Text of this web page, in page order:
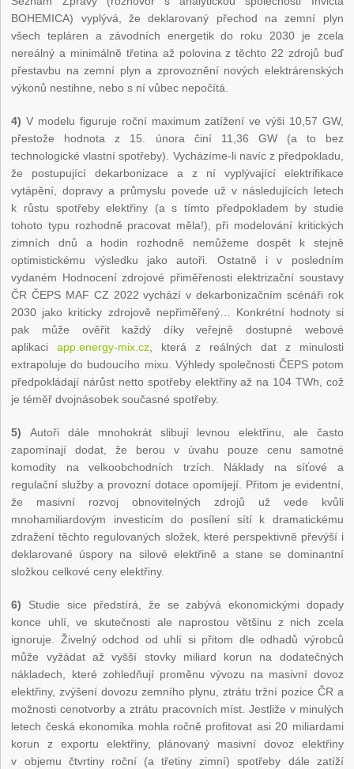
BOHEMICA) vyplývá, že deklarovaný přechod na zemní plyn
všech tepláren a závodních energetik do roku 2030 je zcela
nereálný a minimálně třetina až polovina z těchto 22 zdrojů buď
přestavbu na zemní plyn a zprovoznění nových elektrárenských
výkonů nestihne, nebo s ní vůbec nepočítá.
4) V modelu figuruje roční maximum zatížení ve výši 10,57 GW,
přestože hodnota z 15. února činí 11,36 GW (a to bez
technologické vlastní spotřeby). Vycházíme-li navíc z předpokladu,
že postupující dekarbonizace a z ní vyplývající elektrifikace
vytápění, dopravy a průmyslu povede už v následujících letech
k růstu spotřeby elektřiny (a s tímto předpokladem by studie
tohoto typu rozhodně pracovat měla!), při modelování kritických
zimních dnů a hodin rozhodně nemůžeme dospět k stejně
optimistickému výsledku jako autoři. Ostatně i v posledním
vydaném Hodnocení zdrojové přiměřenosti elektrizační soustavy
ČR ČEPS MAF CZ 2022 vychází v dekarbonizačním scénáři rok
2030 jako kriticky zdrojově nepřiměřený… Konkrétní hodnoty si
pak může ověřit každý díky veřejně dostupné webové
aplikaciapp.energy-mix.cz, která z reálných dat z minulosti
extrapoluje do budoucího mixu. Výhledy společnosti ČEPS potom
předpokládají nárůst netto spotřeby elektřiny až na 104 TWh, což
je téměř dvojnásobek současné spotřeby.
5) Autoři dále mnohokrát slibují levnou elektřinu, ale často
zapomínají dodat, že berou v úvahu pouze cenu samotné
komodity na velkoobchodních trzích. Náklady na síťové a
regulační služby a provozní dotace opomíjejí. Přitom je evidentní,
že masivní rozvoj obnovitelných zdrojů už vede kvůli
mnohamiliardovým investicím do posílení sítí k dramatickému
zdražení těchto regulovaných složek, které perspektivně převýší i
deklarované úspory na silové elektřině a stane se dominantní
složkou celkové ceny elektřiny.
6) Studie sice předstírá, že se zabývá ekonomickými dopady
konce uhlí, ve skutečnosti ale naprostou většinu z nich zcela
ignoruje. Živelný odchod od uhlí si přitom dle odhadů výrobců
může vyžádat až vyšší stovky miliard korun na dodatečných
nákladech, které zohledňují proměnu vývozu na masivní dovoz
elektřiny, zvýšení dovozu zemního plynu, ztrátu tržní pozice ČR a
možnosti cenotvorby a ztrátu pracovních míst. Jestliže v minulých
letech česká ekonomika mohla ročně profitovat asi 20 miliardami
korun z exportu elektřiny, plánovaný masivní dovoz elektřiny
v objemu čtvrtiny roční (a třetiny zimní) spotřeby dále zatíží